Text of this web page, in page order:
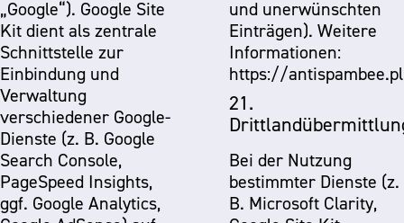
„Google“). Google Site
Kit dient als zentrale
Schnittstelle zur
Einbindung und
Verwaltung
verschiedener Google-
Dienste (z. B. Google
Search Console,
PageSpeed Insights,
ggf. Google Analytics,
und unerwünschten
Einträgen). Weitere
Informationen:
https://
21.
Bei der Nutzung
bestimmter Dienste (z.
B. Microsoft Clarity,